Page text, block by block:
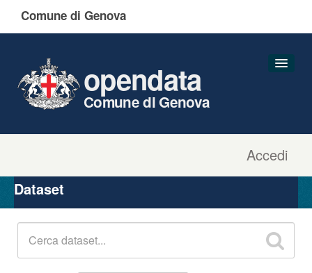
Comune di Genova
Accedi
opendata
Comune di Genova
Organizzazioni
Gruppi
Dataset